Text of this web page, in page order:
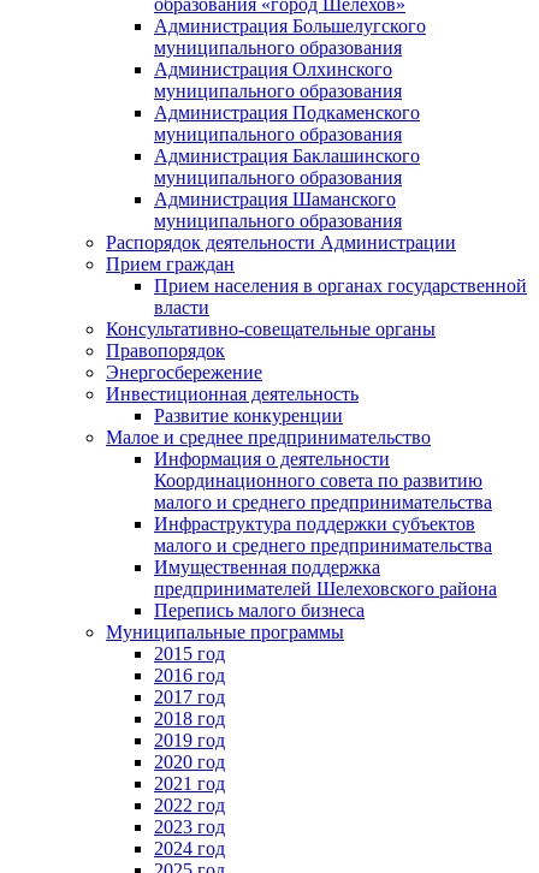
Администрация Большелугского
муниципального образования
Администрация Олхинского
муниципального образования
Администрация Подкаменского
муниципального образования
Администрация Баклашинского
муниципального образования
Администрация Шаманского
муниципального образования
Распорядок деятельности Администрации
Прием граждан
Прием населения в органах государственной
власти
Консультативно-совещательные органы
Правопорядок
Энергосбережение
Инвестиционная деятельность
Развитие конкуренции
Малое и среднее предпринимательство
Информация о деятельности
Координационного совета по развитию
малого и среднего предпринимательства
Инфраструктура поддержки субъектов
малого и среднего предпринимательства
Имущественная поддержка
предпринимателей Шелеховского района
Перепись малого бизнеса
Муниципальные программы
2015 год
2016 год
2017 год
2018 год
2019 год
2020 год
2021 год
2022 год
2023 год
2024 год